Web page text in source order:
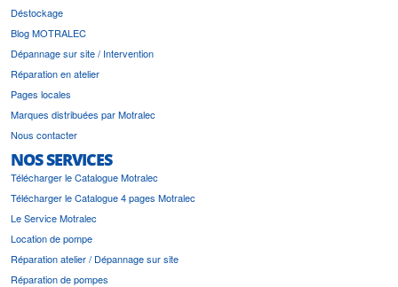
Déstockage
Blog MOTRALEC
Dépannage sur site / Intervention
Réparation en atelier
Pages locales
Marques distribuées par Motralec
Nous contacter
NOS SERVICES
Télécharger le Catalogue Motralec
Télécharger le Catalogue 4 pages Motralec
Le Service Motralec
Location de pompe
Réparation atelier / Dépannage sur site
Réparation de pompes